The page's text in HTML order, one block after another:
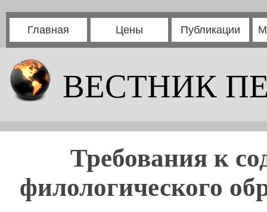
Главная Цены Публикации
ВЕСТНИК
Требования к
филологического